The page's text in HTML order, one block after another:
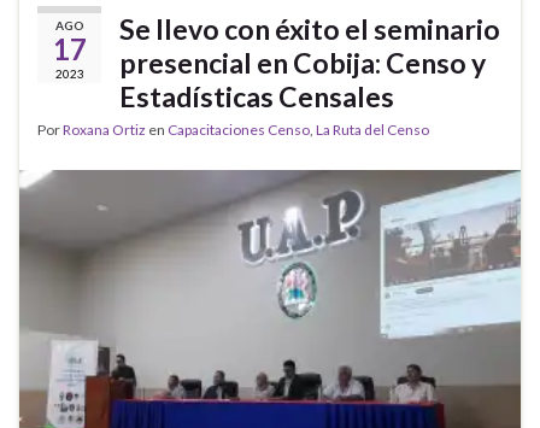
AGO
17
2023
Se llevo con éxito el seminario
presencial en Cobija: Censo y
Estadísticas Censales
PorRoxana Ortiz en Capacitaciones Censo, La Ruta del Censo